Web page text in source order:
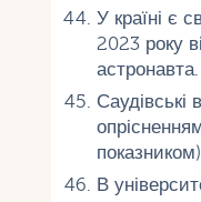
У країні є
2023 року
астронавта.
Саудівські
В